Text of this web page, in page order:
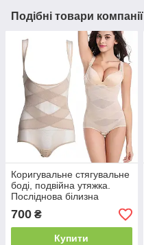
Подібні товари компанії
Коригувальне стягувальне
боді, подвійна утяжка.
Посліднова білизна
700 ₴
Купити